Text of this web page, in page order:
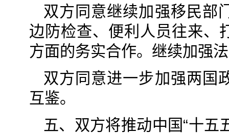
双方同意继续加强移民部
边防检查、便利人员往来、
方面的务实合作。继续加强
双方同意进一步加强两国
互鉴。
五、双方将推动中国“十五